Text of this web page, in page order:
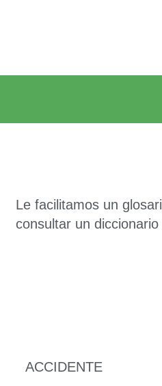
Le facilitamos un
consultar un
ACCIDENTE